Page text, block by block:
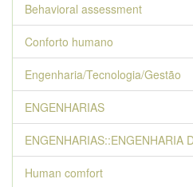
Behavioral assessment
Conforto humano
Engenharia/Tecnologia/Gestão
ENGENHARIAS
ENGENHARIAS::ENGENHARIA
Human comfort